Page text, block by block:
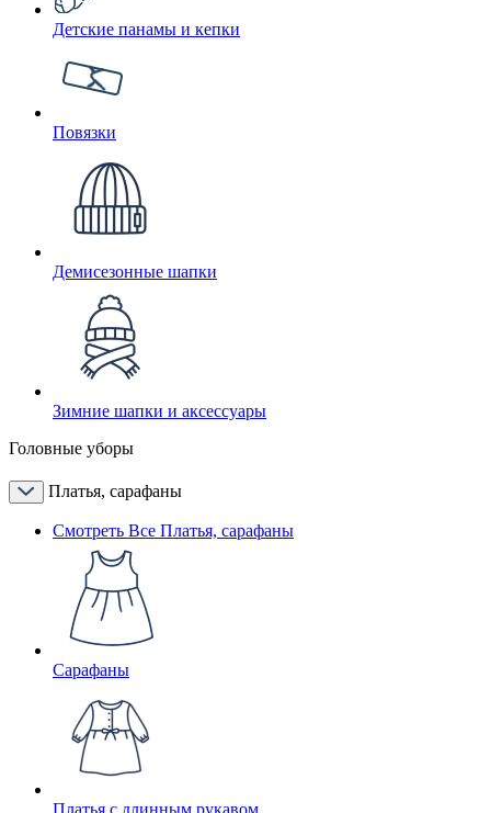
Детские панамы и кепки
Повязки
Демисезонные шапки
Зимние шапки и аксессуары
Головные уборы
Платья, сарафаны
Смотреть Все Платья, сарафаны
Сарафаны
Платья с длинным рукавом